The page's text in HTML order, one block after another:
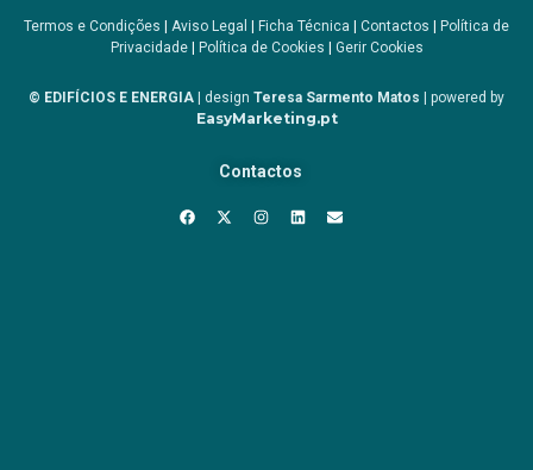
Termos e Condições | Aviso Legal | Ficha Técnica | Contactos | Política de
Privacidade| Política de Cookies | Gerir Cookies
© EDIFÍCIOS E ENERGIA | design Teresa Sarmento Matos | powered by
EasyMarketing.pt
Contactos